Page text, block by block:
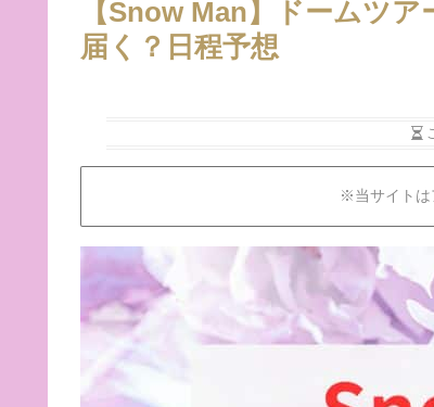
【Snow Man】ドームツ
届く？日程予想
※当サイトは